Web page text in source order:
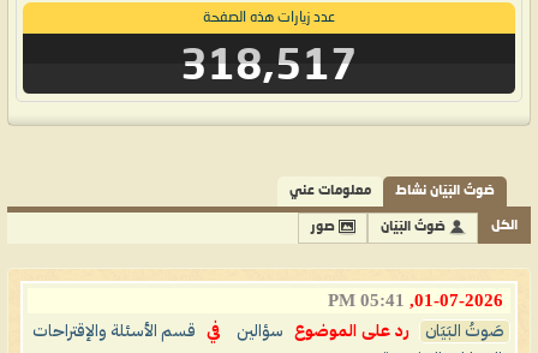
عدد زيارات هذه الصفحة
318,517
صَوتُ البَيَان نشاط معلومات عني
الكل صَوتُ البَيَان صور
01-07-2026,
05:41 PM
صَوتُ البَيَان رد على الموضوع سؤالين في
قسم الأسئلة والإقتراحات